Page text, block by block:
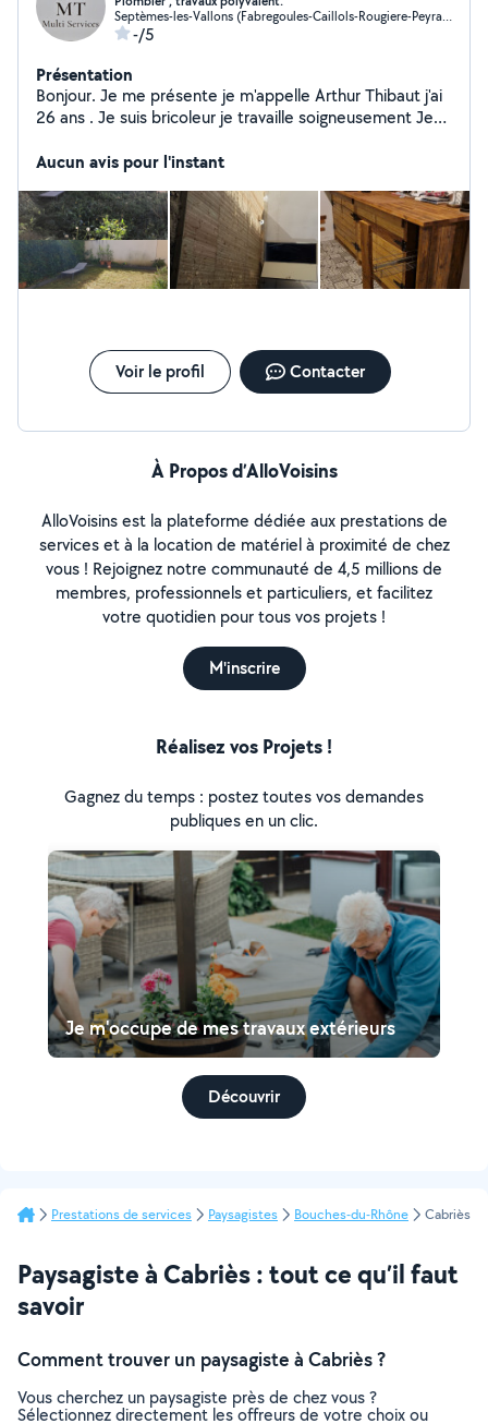
Septèmes-les-Vallons (Fabregoules-Caillols-Rougiere-Peyrards)
-/5
Présentation
Bonjour. Je me présente je m'appelle Arthur Thibaut j'ai
26 ans . Je suis bricoleur je travaille soigneusement Je
vous trouve des solutions peu coûteuse et vous assure
Aucun avis pour l'instant
Voir le profil Contacter
À Propos d’AlloVoisins
AlloVoisins est la plateforme dédiée aux prestations de
services et à la location de matériel à proximité de chez
vous ! Rejoignez notre communauté de 4,5 millions de
membres, professionnels et particuliers, et facilitez
votre quotidien pour tous vos projets !
M'inscrire
Réalisez vos Projets !
Gagnez du temps : postez toutes vos demandes
publiques en un clic.
Je m'occupe de mes travaux extérieurs
Découvrir
Prestations de services Paysagistes Bouches-du-Rhône Cabriès
Paysagiste à Cabriès : tout ce qu’il faut
savoir
Comment trouver un paysagiste à Cabriès ?
Vous cherchez un paysagiste près de chez vous ?
Sélectionnez directement les offreurs de votre choix ou